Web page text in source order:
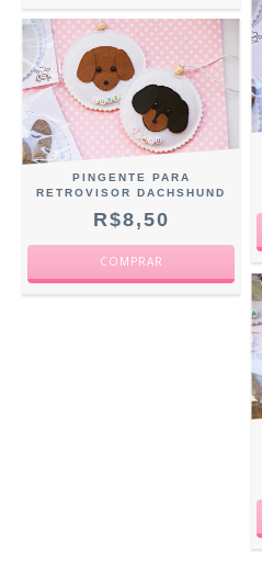
PINGENTE PARA
RETROVISOR DACHSHUND
R$8,50
COMPRAR